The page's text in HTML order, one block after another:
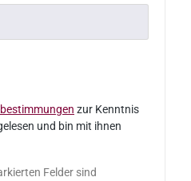
zur Kenntnis
und bin mit ihnen
Felder sind